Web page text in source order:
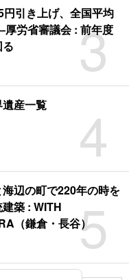
3
円引き上げ、全国平均
労省審議会 : 前年度
4
産一覧
5
辺の町で220年の時を
築 : WITH
（鎌倉・長谷）